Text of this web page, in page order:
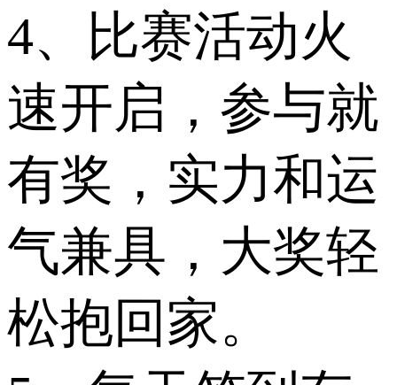
4、比赛活动火
速开启，参与就
有奖，实力和运
气兼具，大奖轻
松抱回家。